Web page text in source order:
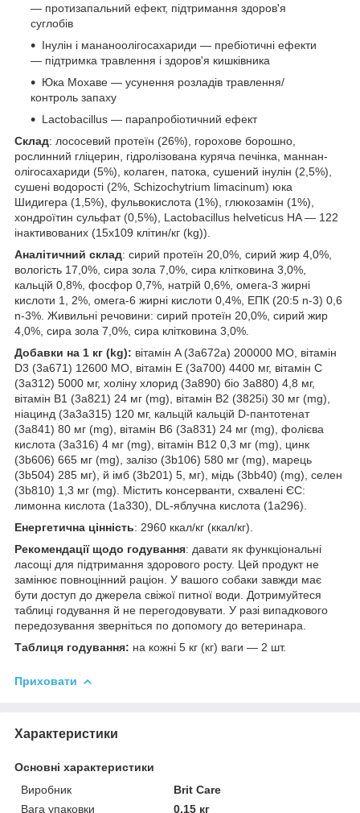
— протизапальний ефект, підтримання здоров'я
суглобів
Інулін і мананоолігосахариди — пребіотичні ефекти
— підтримка травлення і здоров'я кишківника
Юка Мохаве — усунення розладів травлення/
контроль запаху
Lactobacillus — парапробіотичний ефект
Склад: лососевий протеїн (26%), горохове борошно,
рослинний гліцерин, гідролізована куряча печінка, маннан-
олігосахариди (5%), колаген, патока, сушений інулін (2,5%),
сушені водорості (2%, Schizochytrium limacinum) юка
Шидигера (1,5%), фульвокислота (1%), глюкозамін (1%),
хондроїтин сульфат (0,5%), Lactobacillus helveticus HA — 122
інактивованих (15x109 клітин/кг (kg)).
Аналітичний склад: сирий протеїн 20,0%, сирий жир 4,0%,
вологість 17,0%, сира зола 7,0%, сира клітковина 3,0%,
кальцій 0,8%, фосфор 0,7%, натрій 0,6%, омега-3 жирні
кислоти 1, 2%, омега-6 жирні кислоти 0,4%, ЕПК (20:5 n-3) 0,6
n-3%. Живильні речовини: сирий протеїн 20,0%, сирий жир
4,0%, сира зола 7,0%, сира клітковина 3,0%.
Добавки на 1 кг (kg): вітамін A (3a672a) 200000 МО, вітамін
D3 (3a671) 12600 МО, вітамін E (3a700) 4400 мг, вітамін C
(3a312) 5000 мг, холіну хлорид (3a890) біо 3a880) 4,8 мг,
вітамін B1 (3a821) 24 мг (mg), вітамін B2 (3825i) 30 мг (mg),
ніацинд (3a3a315) 120 мг, кальцій кальцій D-пантотенат
(3a841) 80 мг (mg), вітамін B6 (3a831) 24 мг (mg), фолієва
кислота (3a316) 4 мг (mg), вітамін B12 0,3 мг (mg), цинк
(3b606) 665 мг (mg), залізо (3b106) 580 мг (mg), марець
(3b504) 285 мг), й імб (3b201) 5, мг), мідь (3bb40) (mg), селен
(3b810) 1,3 мг (mg). Містить консерванти, схвалені ЄС:
лимонна кислота (1a330), DL-яблучна кислота (1a296).
Енергетична цінність: 2960 ккал/кг (ккал/кг).
Рекомендації щодо годування: давати як функціональні
ласощі для підтримання здорового росту. Цей продукт не
замінює повноцінний раціон. У вашого собаки завжди має
бути доступ до джерела свіжої питної води. Дотримуйтеся
таблиці годування й не перегодовувати. У разі випадкового
передозування зверніться по допомогу до ветеринара.
Таблиця годування: на кожні 5 кг (кг) ваги — 2 шт.
Приховати
Характеристики
Основні характеристики
Виробник
Brit Care
Вага упаковки
0.15 кг